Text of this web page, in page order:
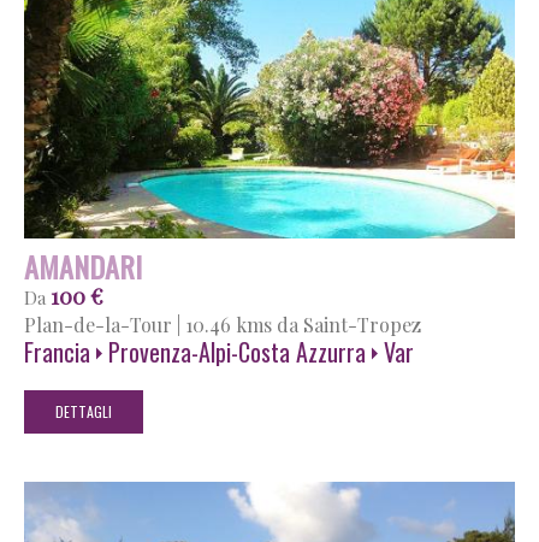
AMANDARI
Da 100 €
Plan-de-la-Tour 10.46 kms da Saint-Tropez
Francia Provenza-Alpi-Costa Azzurra Var
DETTAGLI